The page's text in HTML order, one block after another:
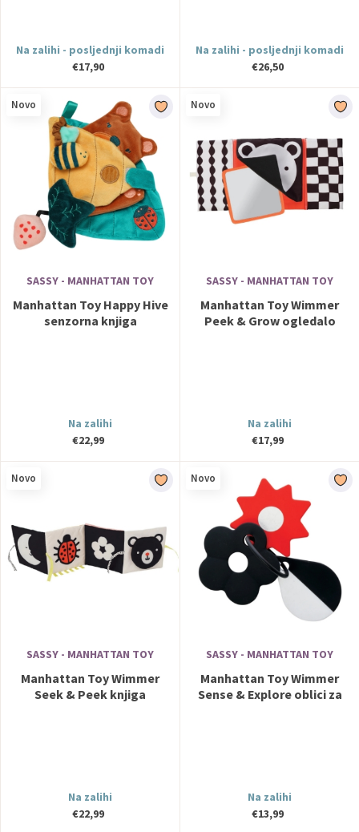
Na zalihi - posljednji komadi
€17,90
Na zalihi - posljednji komadi
€26,50
Novo
SASSY - MANHATTAN TOY
Manhattan Toy Happy Hive
senzorna knjiga
Na zalihi
€22,99
Novo
SASSY - MANHATTAN TOY
Manhattan Toy Wimmer
Peek & Grow ogledalo
Na zalihi
€17,99
Novo
SASSY - MANHATTAN TOY
Manhattan Toy Wimmer
Seek & Peek knjiga
Na zalihi
€22,99
Novo
SASSY - MANHATTAN TOY
Manhattan Toy Wimmer
Sense & Explore oblici za
Na zalihi
€13,99